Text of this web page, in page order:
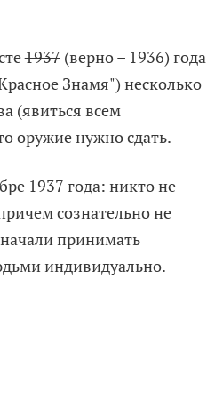
1937(верно – 1936) года
Знамя") несколько
(явиться всем
оружие нужно сдать.
1937 года: никто не
сознательно не
принимать
индивидуально.